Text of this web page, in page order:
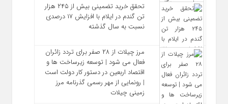
تحقق خرید تضمینی بیش از ۲۴۵ هزار
تن گندم در ایلام با افزایش ۱۷ درصدی
نسبت به سال گذشته
مرز چیلات از ۲۸ صفر برای تردد زائران
فعال می‌ شود | توسعه زیرساخت‌ ها و
اقتصاد اربعین در دستور کار دولت است
| رونمایی از مهر رسمی گذرنامه مرز
زمینی چیلات